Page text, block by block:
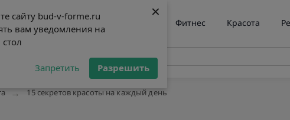
сайту bud-v-forme.ru
вам уведомления на
Запретить Разрешить
×
сайту bud-v-forme.ru
вам уведомления на
Запретить Разрешить
×
Питание Снижение веса Фитнес Красота
15 секретов красоты на каждый день